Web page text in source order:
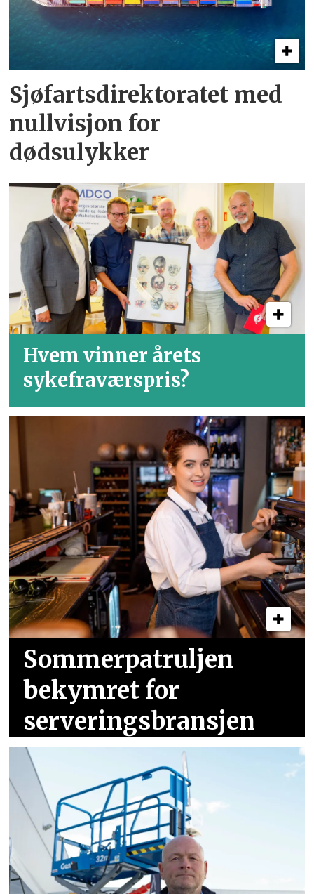
Sjøfartsdirektoratet med
nullvisjon for
dødsulykker
Hvem vinner årets
sykefraværspris?
Sommer­patruljen
bekymret for
serveringsbransjen